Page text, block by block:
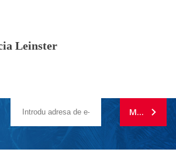
Leinster
MA